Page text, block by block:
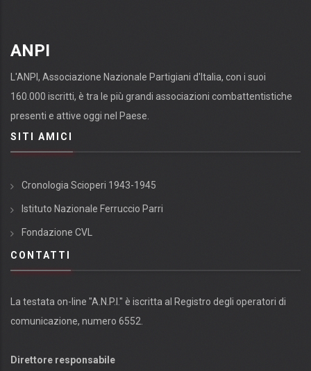
ANPI
L'ANPI, Associazione Nazionale Partigiani d'Italia, con i suoi
160.000 iscritti, è tra le più grandi associazioni combattentistiche
presenti e attive oggi nel Paese.
SITI AMICI
Cronologia Scioperi 1943-1945
Istituto Nazionale Ferruccio Parri
Fondazione CVL
CONTATTI
La testata on-line "A.N.P.I." è iscritta al Registro degli operatori di
comunicazione, numero 6552.
Direttore responsabile